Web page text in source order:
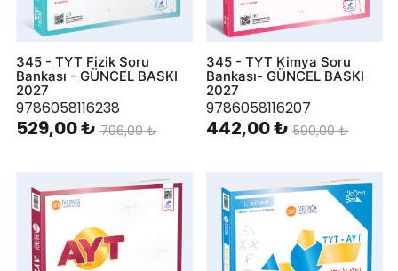
345 - TYT Fizik Soru
Bankası - GÜNCEL BASKI
2027
9786058116238
529,00 ₺ 706,00 ₺
345 - TYT Kimya Soru
Bankası- GÜNCEL BASKI
2027
9786058116207
442,00 ₺ 590,00 ₺